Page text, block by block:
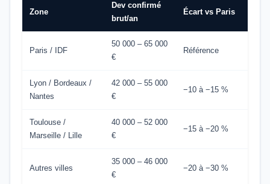
Zone
Dev confirmé
brut/an
Écart vs Paris
Paris / IDF
50 000 – 65 000
€
Référence
Lyon / Bordeaux /
Nantes
42 000 – 55 000
€
−10 à −15 %
Toulouse /
Marseille / Lille
40 000 – 52 000
€
−15 à −20 %
Autres villes
35 000 – 46 000
€
−20 à −30 %